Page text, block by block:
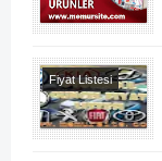
Fiyat Listesi